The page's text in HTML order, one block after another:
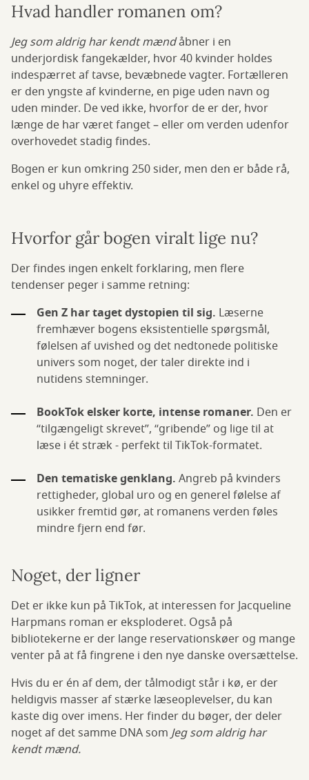
Hvad handler romanen om?
Jeg som aldrig har kendt mændåbner i en
underjordisk fangekælder, hvor 40 kvinder holdes
indespærret af tavse, bevæbnede vagter. Fortælleren
er den yngste af kvinderne, en pige uden navn og
uden minder. De ved ikke, hvorfor de er der, hvor
længe de har været fanget – eller om verden udenfor
overhovedet stadig findes.
Bogen er kun omkring 250 sider, men den er både rå,
enkel og uhyre effektiv.
Hvorfor går bogen viralt lige nu?
Der findes ingen enkelt forklaring, men flere
tendenser peger i samme retning:
Gen Z har taget dystopien til sig. Læserne
fremhæver bogens eksistentielle spørgsmål,
følelsen af uvished og det nedtonede politiske
univers som noget, der taler direkte ind i
nutidens stemninger.
BookTok elsker korte, intense romaner. Den er
“tilgængeligt skrevet”, “gribende” og lige til at
læse i ét stræk - perfekt til TikTok-formatet.
Den tematiske genklang. Angreb på kvinders
rettigheder, global uro og en generel følelse af
usikker fremtid gør, at romanens verden føles
mindre fjern end før.
Noget, der ligner
Det er ikke kun på TikTok, at interessen for Jacqueline
Harpmans roman er eksploderet. Også på
bibliotekerne er der lange reservationskøer og mange
venter på at få fingrene i den nye danske oversættelse.
Hvis du er én af dem, der tålmodigt står i kø, er der
heldigvis masser af stærke læseoplevelser, du kan
kaste dig over imens. Her finder du bøger, der deler
noget af det samme DNA somJeg som aldrig har
kendt mænd.